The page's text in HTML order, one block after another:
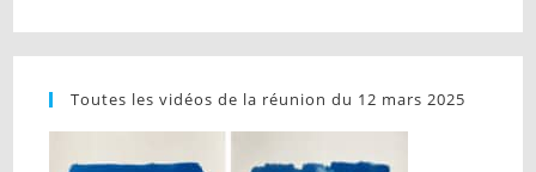
Toutes les vidéos de la réunion du 12 mars 2025